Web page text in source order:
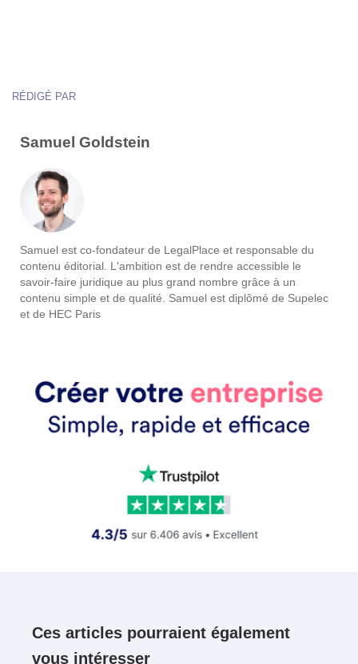
RÉDIGÉ PAR
Samuel Goldstein
Samuel est co-fondateur de LegalPlace et responsable du
contenu éditorial. L'ambition est de rendre accessible le
savoir-faire juridique au plus grand nombre grâce à un
contenu simple et de qualité. Samuel est diplômé de Supelec
et de HEC Paris
Ces articles pourraient également
vous intéresser